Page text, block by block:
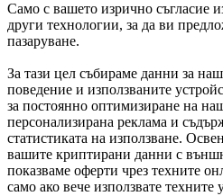
Само с вашето изрично съгласие
други технологии, за да ви
пазаруване.
За тази цел събираме данни за
поведение и използваните
за постоянно оптимизиране на
персонализирана реклама и
статистиката на използване.
вашите криптирани данни с
показваме оферти чрез техните
само ако вече използвате техните